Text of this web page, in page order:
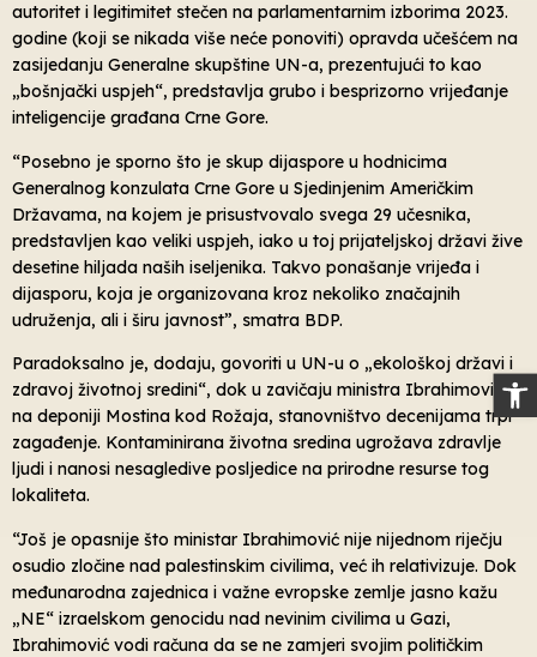
autoritet i legitimitet stečen na parlamentarnim izborima 2023.
godine (koji se nikada više neće ponoviti) opravda učešćem na
zasijedanju Generalne skupštine UN-a, prezentujući to kao
„bošnjački uspjeh“, predstavlja grubo i besprizorno vrijeđanje
inteligencije građana Crne Gore.
“Posebno je sporno što je skup dijaspore u hodnicima
Generalnog konzulata Crne Gore u Sjedinjenim Američkim
Državama, na kojem je prisustvovalo svega 29 učesnika,
predstavljen kao veliki uspjeh, iako u toj prijateljskoj državi žive
desetine hiljada naših iseljenika. Takvo ponašanje vrijeđa i
dijasporu, koja je organizovana kroz nekoliko značajnih
udruženja, ali i širu javnost”, smatra BDP.
Paradoksalno je, dodaju, govoriti u UN-u o „ekološkoj državi i
zdravoj životnoj sredini“, dok u zavičaju ministra Ibrahimovića,
na deponiji Mostina kod Rožaja, stanovništvo decenijama trpi
zagađenje. Kontaminirana životna sredina ugrožava zdravlje
ljudi i nanosi nesagledive posljedice na prirodne resurse tog
lokaliteta.
“Još je opasnije što ministar Ibrahimović nije nijednom riječju
osudio zločine nad palestinskim civilima, već ih relativizuje. Dok
međunarodna zajednica i važne evropske zemlje jasno kažu
„NE“ izraelskom genocidu nad nevinim civilima u Gazi,
Ibrahimović vodi računa da se ne zamjeri svojim političkim